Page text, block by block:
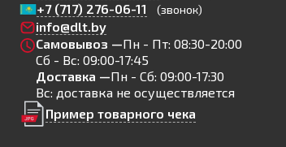
+7 (717) 276-06-11 (звонок)
info@dlt.by
Самовывоз —Пн - Пт: 08:30-20:00
Сб - Вс: 09:00-17:45
Доставка —Пн - Сб: 09:00-17:30
Вс: доставка не осуществляется
Пример товарного чека